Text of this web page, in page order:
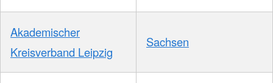
Akademischer
Kreisverband Leipzig
Sachsen